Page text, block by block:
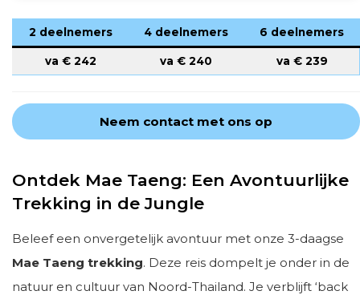
2 deelnemers 4 deelnemers 6 deelnemers
va € 242 va € 240 va € 239
Neem contact met ons op
Ontdek Mae Taeng: Een Avontuurlijke
Trekking in de Jungle
Beleef een onvergetelijk avontuur met onze 3-daagse
Mae Taeng trekking. Deze reis dompelt je onder in de
natuur en cultuur van Noord-Thailand. Je verblijft ‘back